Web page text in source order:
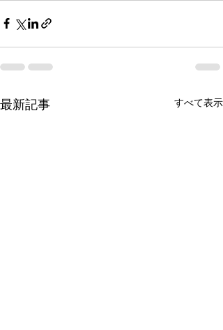
最新記事 すべて表示